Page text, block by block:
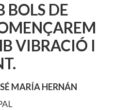
BOLS DE
VIBRACIÓ I
MARÍA HERNÁN